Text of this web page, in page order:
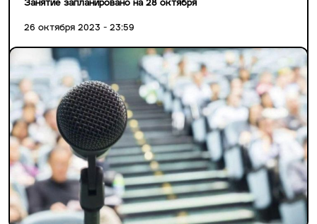
Занятие запланировано на 28 октября
26 октября 2023 - 23:59